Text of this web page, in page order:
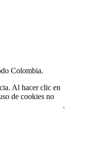
Colombia.
Al hacer clic en
de cookies no
.